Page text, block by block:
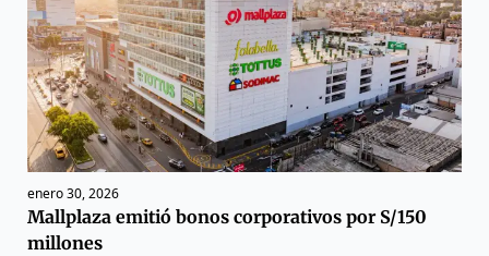
enero 30, 2026
Mallplaza emitió bonos corporativos por S/150
millones